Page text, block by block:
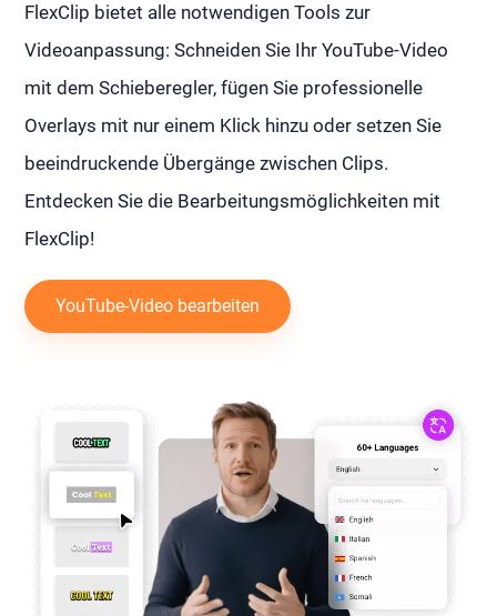
FlexClip bietet alle notwendigen Tools zur
Videoanpassung: Schneiden Sie Ihr YouTube-Video
mit dem Schieberegler, fügen Sie professionelle
Overlays mit nur einem Klick hinzu oder setzen Sie
beeindruckende Übergänge zwischen Clips.
Entdecken Sie die Bearbeitungsmöglichkeiten mit
FlexClip!
YouTube-Video bearbeiten